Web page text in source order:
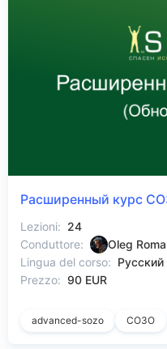
Расширенный курс
Lezioni: 24
Conduttore:
Oleg
Lingua del corso: Русский
Prezzo: 90 EUR
advanced-sozo СОЗО